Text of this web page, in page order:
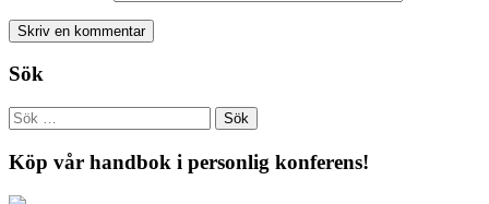
Sök
Köp vår handbok i personlig konferens!